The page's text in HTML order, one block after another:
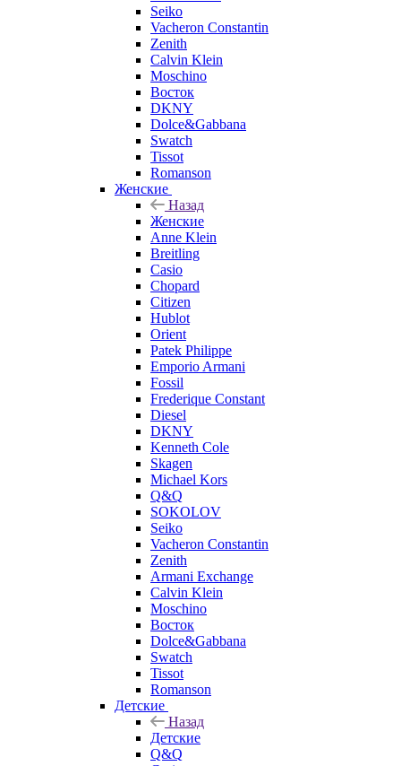
Seiko
Vacheron Constantin
Zenith
Calvin Klein
Moschino
Восток
DKNY
Dolce&Gabbana
Swatch
Tissot
Romanson
Женские
Назад
Женские
Anne Klein
Breitling
Casio
Chopard
Citizen
Hublot
Orient
Patek Philippe
Emporio Armani
Fossil
Frederique Constant
Diesel
DKNY
Kenneth Cole
Skagen
Michael Kors
Q&Q
SOKOLOV
Seiko
Vacheron Constantin
Zenith
Armani Exchange
Calvin Klein
Moschino
Восток
Dolce&Gabbana
Swatch
Tissot
Romanson
Детские
Назад
Детские
Q&Q